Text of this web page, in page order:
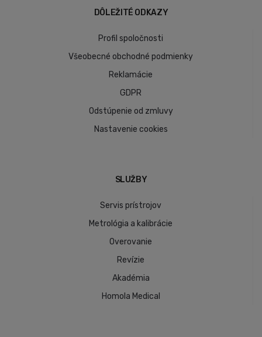
DÔLEŽITÉ ODKAZY
Profil spoločnosti
Všeobecné obchodné podmienky
Reklamácie
GDPR
Odstúpenie od zmluvy
Nastavenie cookies
SLUŽBY
Servis prístrojov
Metrológia a kalibrácie
Overovanie
Revízie
Akadémia
Homola Medical